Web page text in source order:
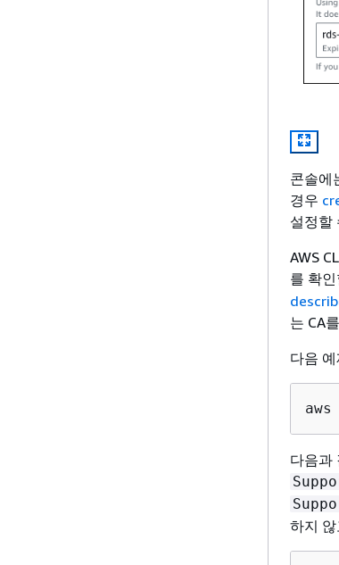
콘솔에
경우
설정할
AWS
를 확
는 CA
다음
다음과
하지